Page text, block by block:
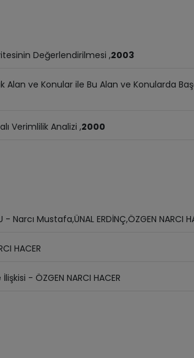
Değerlendirilmesi ,2003
ve Konular ile Bu Alan ve Konularda
Verimlilik Analizi ,2000
- Narcı Mustafa,ÜNAL ERDİNÇ,ÖZGEN NARCI
HACER
- ÖZGEN NARCI HACER